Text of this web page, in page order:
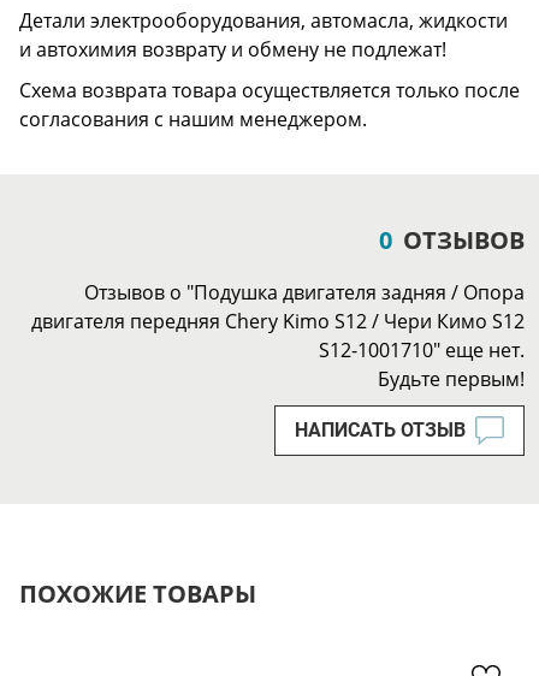
Детали электрооборудования, автомасла, жидкости
и автохимия возврату и обмену не подлежат!
Схема возврата товара осуществляется только после
согласования с нашим менеджером.
0 ОТЗЫВОВ
Отзывов о "Подушка двигателя задняя / Опора
двигателя передняя Chery Kimo S12 / Чери Кимо S12
S12-1001710" еще нет.
Будьте первым!
НАПИСАТЬ ОТЗЫВ
ПОХОЖИЕ ТОВАРЫ